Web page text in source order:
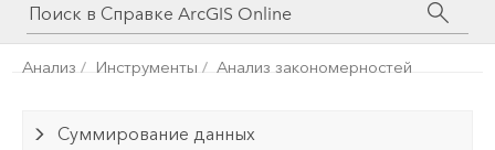
Анализ Инструменты Анализ закономерностей
Суммирование данных